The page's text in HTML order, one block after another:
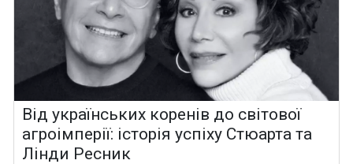
Від українських коренів до світової
агроімперії: історія успіху Стюарта та
Лінди Ресник